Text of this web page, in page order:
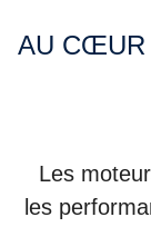
AU
Les
les